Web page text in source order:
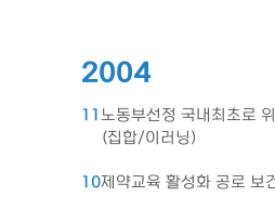
2004
11노동부선정 국내최초로
(집합/이러닝)
10제약교육 활성화 공로 보